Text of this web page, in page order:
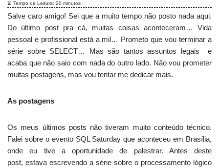
Tempo de Leitura: 20 minutos
Salve caro amigo! Sei que a muito tempo não posto nada aqui.
Do último post pra cá, muitas coisas aconteceram… Vida
pessoal e profissional está a mil… Prometo que vou terminar a
série sobre SELECT… Mas são tantos assuntos legais e
acaba que não saio com nada do outro lado. Não vou prometer
muitas postagens, mas vou tentar me dedicar mais.
As postagens
Os meus últimos posts não tiveram muito conteúdo técnico.
Falei sobre o evento SQL Saturday que aconteceu em Brasília,
onde eu tive a oportunidade de palestrar. Antes deste
post, estava escrevendo a série sobre o processamento lógico